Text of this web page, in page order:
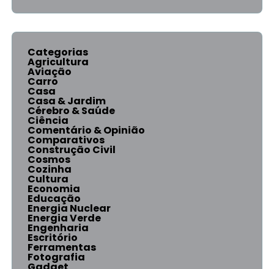
Categorias
Agricultura
Aviação
Carro
Casa
Casa & Jardim
Cérebro & Saúde
Ciência
Comentário & Opinião
Comparativos
Construção Civil
Cosmos
Cozinha
Cultura
Economia
Educação
Energia Nuclear
Energia Verde
Engenharia
Escritório
Ferramentas
Fotografia